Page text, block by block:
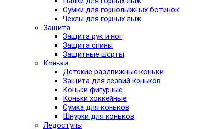
Сумки для горнолыжных ботинок
Чехлы для горных лыж
Защита
Защита рук и ног
Защита спины
Защитные шорты
Коньки
Детские раздвижные коньки
Защита для лезвий коньков
Коньки фигурные
Коньки хоккейные
Сумка для коньков
Шнурки для коньков
Ледоступы